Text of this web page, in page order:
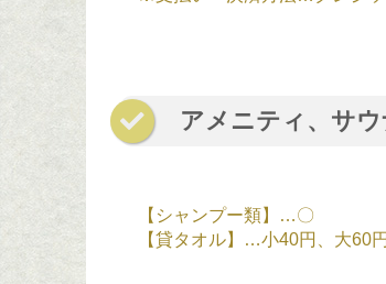
アメニティ、サ
【シャンプー類】…〇
【貸タオル】…小40円、大60円